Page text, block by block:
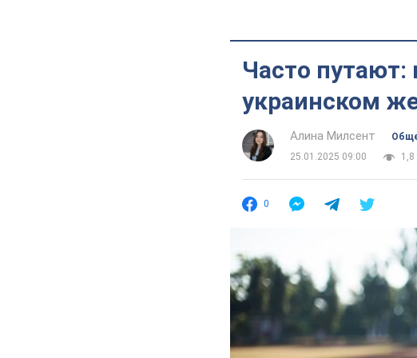
Часто путают:
украинском
Алина Милсент
25.01.2025 09:00
1,8
0